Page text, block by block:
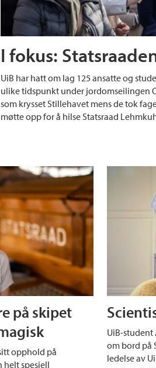
I fokus:
UiB har hatt om lag 125 ansatte og
ulike tidspunkt under jordomseilingen
som krysset Stillehavet mens de tok
møtte opp for å hilse Statsraad
på skipet
opphold på
helt spesiell
UiB-
om bord på
ledelse av